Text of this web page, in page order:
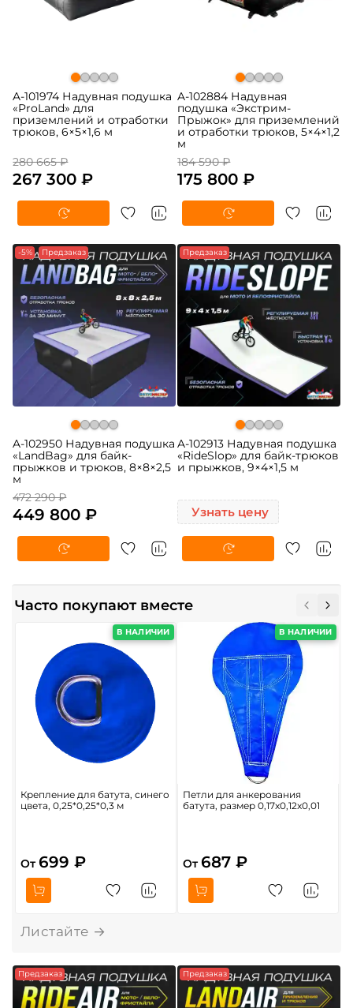
A-101974 Надувная подушка
«ProLand» для
приземлений и отработки
трюков, 6×5×1,6 м
280 665 ₽
267 300 ₽
A-102884 Надувная
подушка «Экстрим-
Прыжок» для приземлений
и отработки трюков, 5×4×1,2
м
184 590 ₽
175 800 ₽
-5% Предзаказ
A-102950 Надувная подушка
«LandBag» для байк-
прыжков и трюков, 8×8×2,5
м
472 290 ₽
449 800 ₽
Предзаказ
A-102913 Надувная подушка
«RideSlop» для байк-трюков
и прыжков, 9×4×1,5 м
Узнать цену
Часто покупают вместе
В НАЛИЧИИ
Крепление для батута, синего
цвета, 0,25*0,25*0,3 м
От 699 ₽
В НАЛИЧИИ
Петли для анкерования
батута, размер 0,17x0,12x0,01
От 687 ₽
Предзаказ Предзаказ